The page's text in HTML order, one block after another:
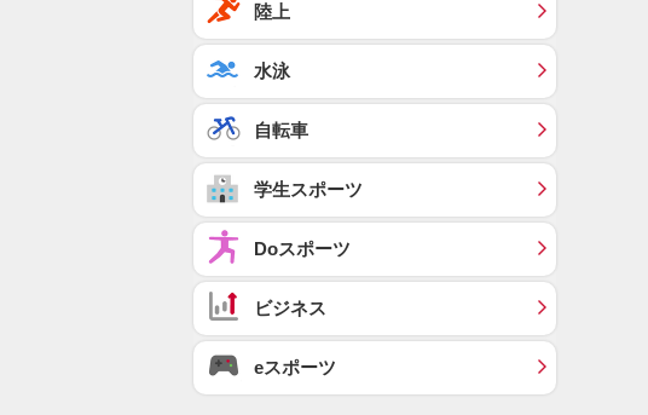
陸上
水泳
自転車
学生スポーツ
Doスポーツ
ビジネス
eスポーツ